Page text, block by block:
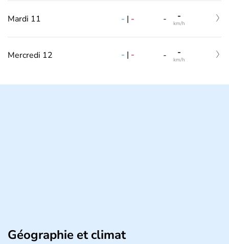
Mardi 11 - | - - -
km/h
Mercredi 12 - | - - -
km/h
Géographie et climat